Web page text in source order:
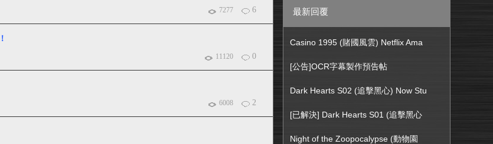
7277 6
11120 0
6008 2
最新回覆
Casino 1995 (賭國風雲) Netflix Ama
[公告]OCR字幕製作預告帖
Dark Hearts S02 (追擊黑心) Now Stu
[已解決] Dark Hearts S01 (追擊黑心
Night of the Zoopocalypse (動物園